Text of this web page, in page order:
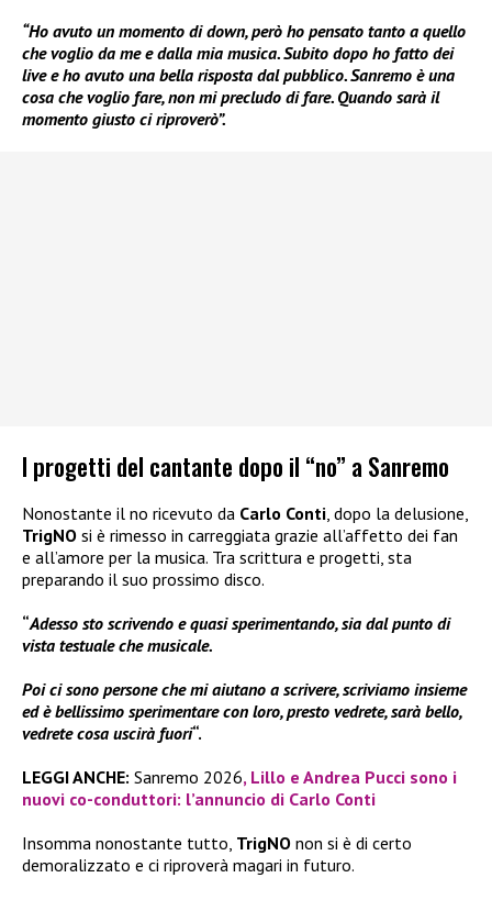
“Ho avuto un momento di down, però ho pensato tanto a quello
che voglio da me e dalla mia musica. Subito dopo ho fatto dei
live e ho avuto una bella risposta dal pubblico. Sanremo è una
cosa che voglio fare, non mi precludo di fare. Quando sarà il
momento giusto ci riproverò”.
I progetti del cantante dopo il “no” a Sanremo
Nonostante il no ricevuto da Carlo Conti , dopo la delusione,
TrigNO si è rimesso in carreggiata grazie all’affetto dei fan
e all’amore per la musica. Tra scrittura e progetti, sta
preparando il suo prossimo disco.
“Adesso sto scrivendo e quasi sperimentando, sia dal punto di
vista testuale che musicale.
Poi ci sono persone che mi aiutano a scrivere, scriviamo insieme
ed è bellissimo sperimentare con loro, presto vedrete, sarà bello,
vedrete cosa uscirà fuori“.
LEGGI ANCHE: Sanremo 2026, Lillo e Andrea Pucci sono i
nuovi co-conduttori: l’annuncio di Carlo Conti
Insomma nonostante tutto, TrigNO non si è di certo
demoralizzato e ci riproverà magari in futuro.